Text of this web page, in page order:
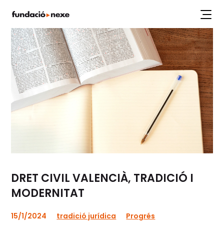
Labs Projectes Publicacions
DRET CIVIL VALENCIÀ, TRADICIÓ I
MODERNITAT
15/1/2024 tradició jurídica Progrés